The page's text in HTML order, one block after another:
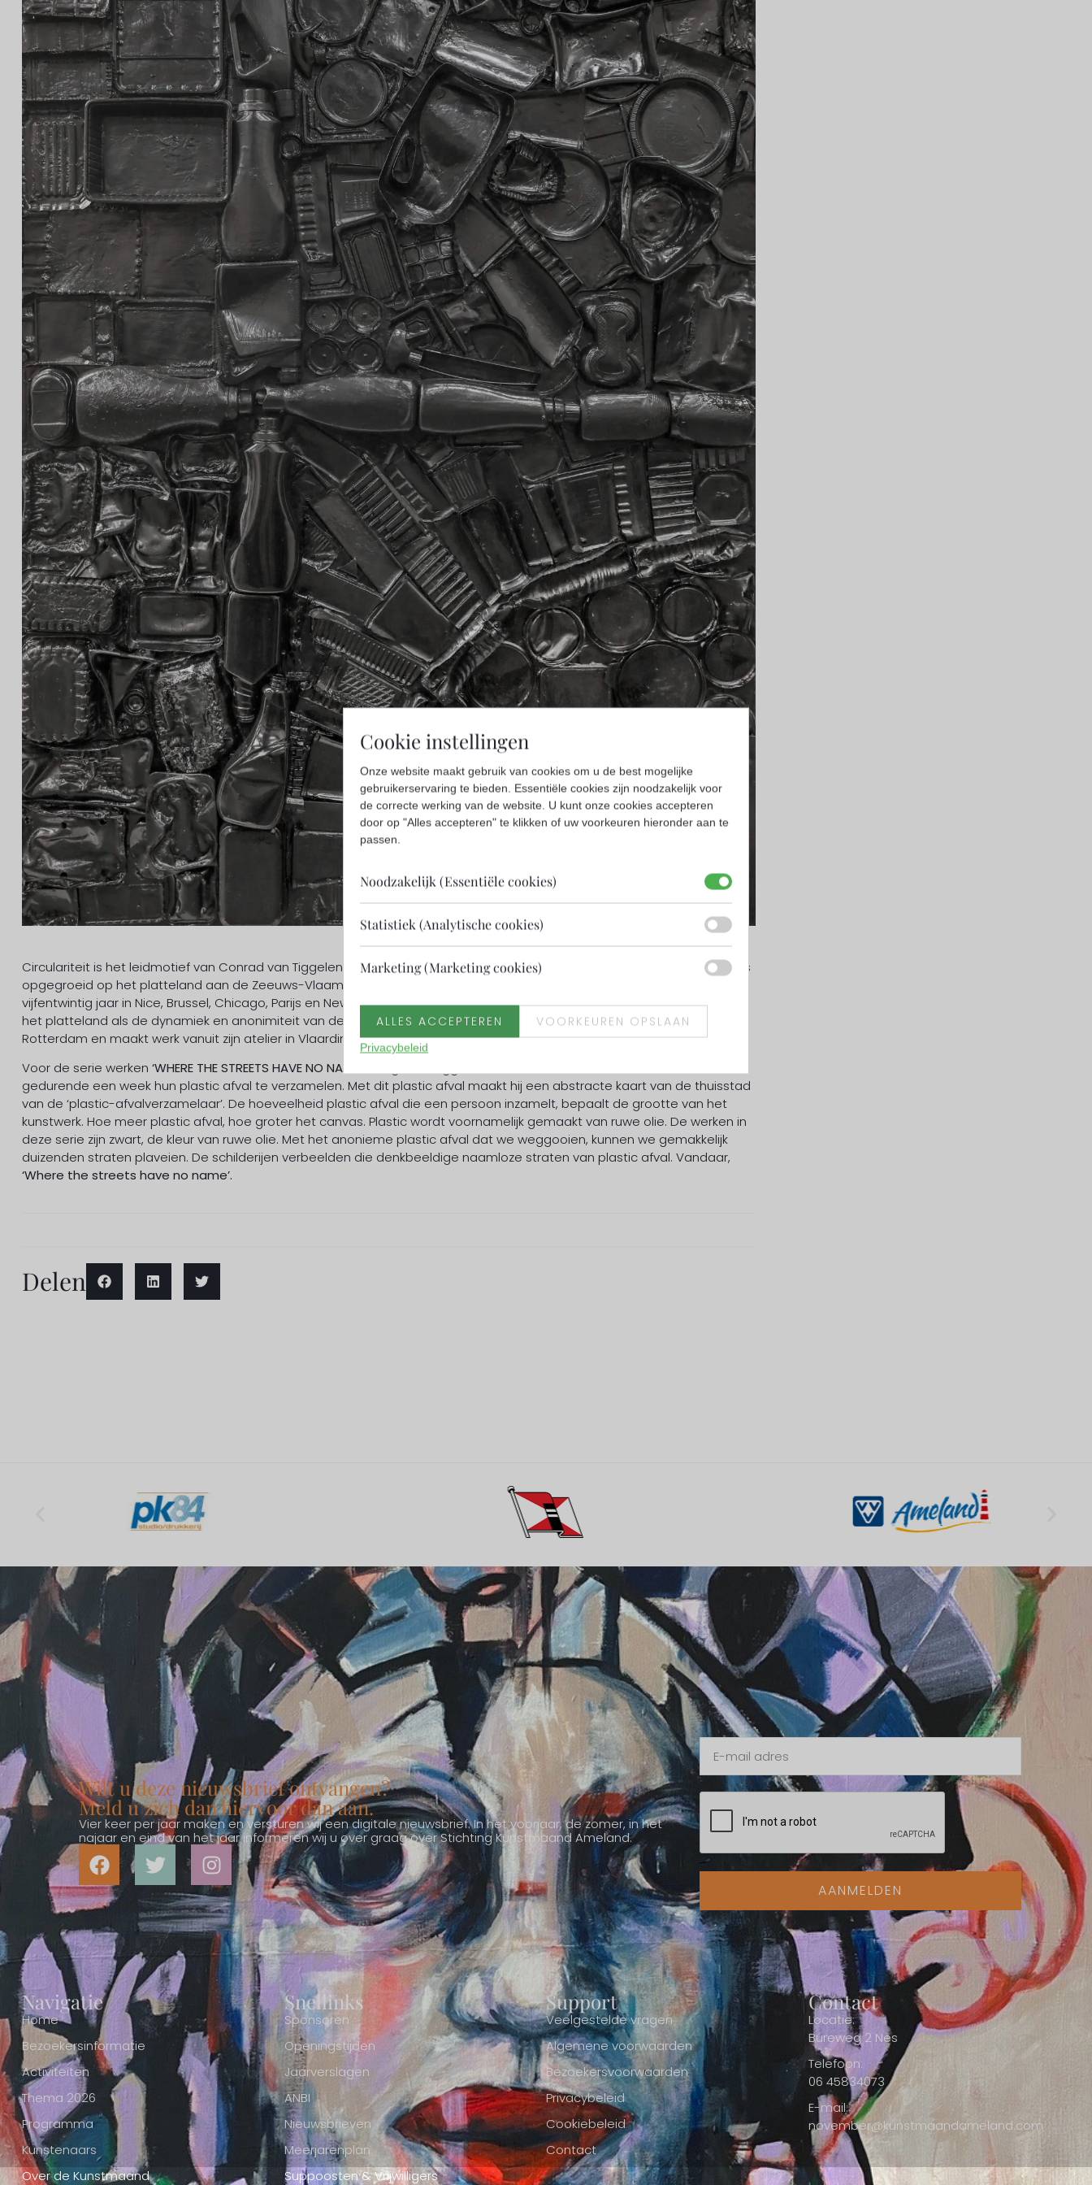
Circulariteit is het leidmotief van Conrad van Tiggelen bij het maken van kunst. In afval ziet hij functionele schoonheid. Hij is
opgegroeid op het platteland aan de Zeeuws-Vlaamse kust. Na zijn studie is hij verhuisd naar het buitenland. Hij woonde
vijfentwintig jaar in Nice, Brussel, Chicago, Parijs en New York. Zowel de weidsheid en kalmerende werking van de zee en
het platteland als de dynamiek en anonimiteit van de grote stad zijn terugkerende thema’s. Hij woont momenteel in
Rotterdam en maakt werk vanuit zijn atelier in Vlaardingen.
Voor de serie werken ‘WHERE THE STREETS HAVE NO NAME’
gedurende een week hun plastic afval te verzamelen. Met dit plastic afval maakt hij een abstracte kaart van de thuisstad
van de ‘plastic-afvalverzamelaar’. De hoeveelheid plastic afval die een persoon inzamelt, bepaalt de grootte van het
kunstwerk. Hoe meer plastic afval, hoe groter het canvas. Plastic wordt voornamelijk gemaakt van ruwe olie. De werken in
deze serie zijn zwart, de kleur van ruwe olie. Met het anonieme plastic afval dat we weggooien, kunnen we gemakkelijk
duizenden straten plaveien. De schilderijen verbeelden die denkbeeldige naamloze straten van plastic afval. Vandaar,
‘Where the streets have no name’.
Delen
Wilt u deze nieuwsbrief ontvangen?
Meld u zich dan hiervoor dan aan.
Vier keer per jaar maken en versturen wij een digitale nieuwsbrief. In het voorjaar, de zomer, in het
najaar en eind van het jaar informeren wij u over graag over Stichting Kunstmaand Ameland.
AANMELDEN
Navigatie
Home
Bezoekersinformatie
Activiteiten
Thema 2026
Programma
Kunstenaars
Over de Kunstmaand
Snellinks
Sponsoren
Openingstijden
Jaarverslagen
ANBI
Nieuwsbrieven
Meerjarenplan
Suppoosten & Vrijwilligers
Support
Veelgestelde vragen
Algemene voorwaarden
Bezoekersvoorwaarden
Privacybeleid
Cookiebeleid
Contact
Contact
Locatie:
Bureweg 2 Nes
Telefoon:
06 45834073
E-mail:
november@kunstmaandameland.com
Cookie instellingen
Onze website maakt gebruik van cookies om u de best mogelijke
gebruikerservaring te bieden. Essentiële cookies zijn noodzakelijk voor
de correcte werking van de website. U kunt onze cookies accepteren
door op "Alles accepteren" te klikken of uw voorkeuren hieronder aan te
passen.
Noodzakelijk (Essentiële cookies)
Statistiek (Analytische cookies)
Marketing (Marketing cookies)
ALLES ACCEPTEREN VOORKEUREN OPSLAAN
Privacybeleid